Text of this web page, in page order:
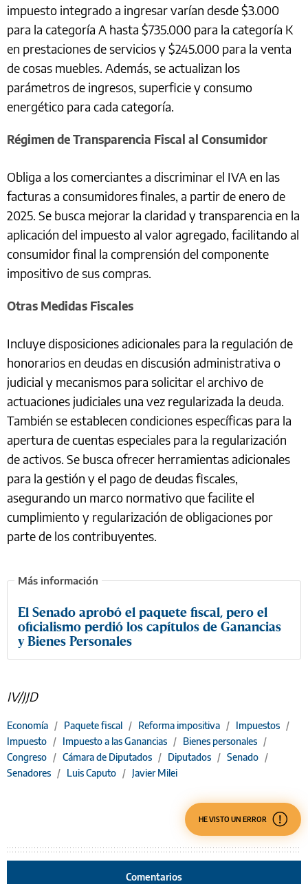
impuesto integrado a ingresar varían desde $3.000
para la categoría A hasta $735.000 para la categoría K
en prestaciones de servicios y $245.000 para la venta
de cosas muebles. Además, se actualizan los
parámetros de ingresos, superficie y consumo
energético para cada categoría.
Régimen de Transparencia Fiscal al Consumidor
Obliga a los comerciantes a discriminar el IVA en las
facturas a consumidores finales, a partir de enero de
2025. Se busca mejorar la claridad y transparencia en la
aplicación del impuesto al valor agregado, facilitando al
consumidor final la comprensión del componente
impositivo de sus compras.
Otras Medidas Fiscales
Incluye disposiciones adicionales para la regulación de
honorarios en deudas en discusión administrativa o
judicial y mecanismos para solicitar el archivo de
actuaciones judiciales una vez regularizada la deuda.
También se establecen condiciones específicas para la
apertura de cuentas especiales para la regularización
de activos. Se busca ofrecer herramientas adicionales
para la gestión y el pago de deudas fiscales,
asegurando un marco normativo que facilite el
cumplimiento y regularización de obligaciones por
parte de los contribuyentes.
El Senado aprobó el paquete fiscal, pero el
oficialismo perdió los capítulos de Ganancias
y Bienes Personales
IV/JJD
Economía / Paquete fiscal / Reforma impositiva / Impuestos /
Impuesto / Impuesto a las Ganancias / Bienes personales /
Congreso / Cámara de Diputados / Diputados / Senado /
Senadores / Luis Caputo / Javier Milei
HE VISTO UN ERROR
Comentarios